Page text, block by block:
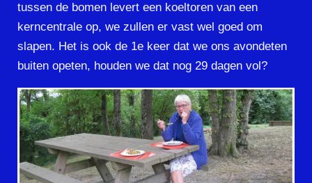
tussen de bomen levert een koeltoren van een
kerncentrale op, we zullen er vast wel goed om
slapen. Het is ook de 1e keer dat we ons avondeten
buiten opeten, houden we dat nog 29 dagen vol?